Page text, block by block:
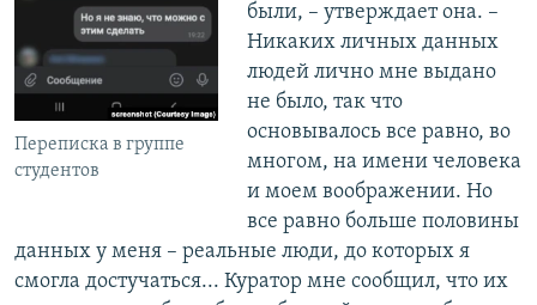
Переписка в группе
студентов
были, – утверждает она. –
Никаких личных данных
людей лично мне выдано
не было, так что
основывалось все равно, во
многом, на имени человека
и моем воображении. Но
все равно больше половины
данных у меня – реальные люди, до которых я
смогла достучаться... Куратор мне сообщил, что их